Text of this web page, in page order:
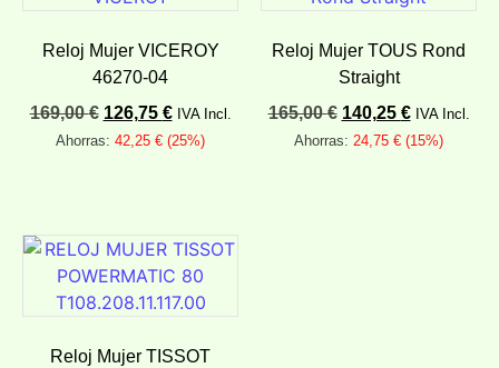
Reloj Mujer VICEROY
46270-04
169,00€ 126,75 € IVA Incl.
Ahorras: 42,25 € (25%)
Reloj Mujer TOUS Rond
Straight
165,00€ 140,25 € IVA Incl.
Ahorras: 24,75 € (15%)
Reloj Mujer TISSOT